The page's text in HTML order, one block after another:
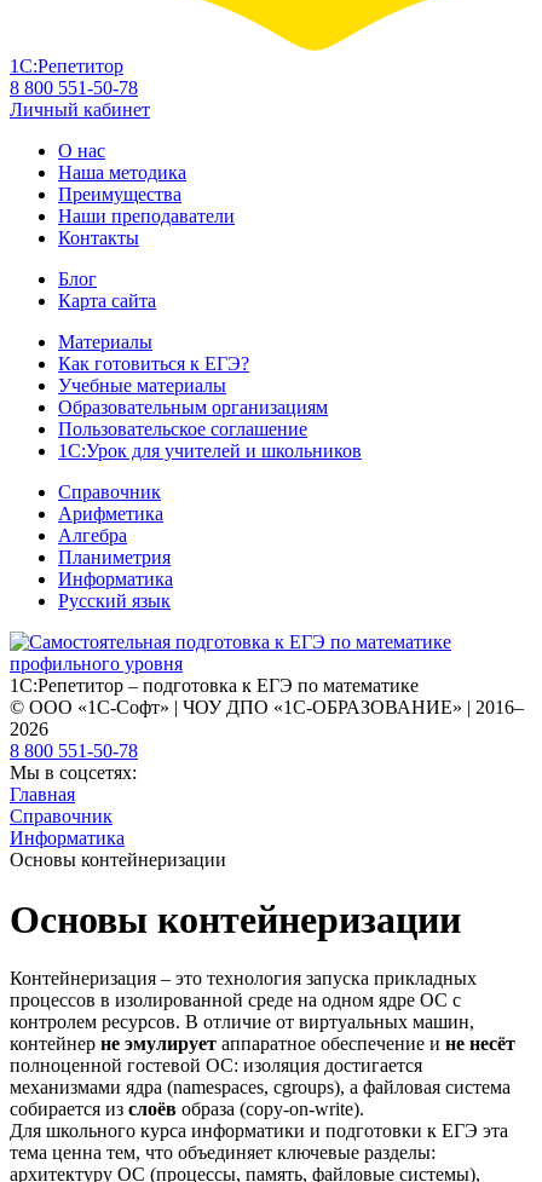
1С:Репетитор
8 800 551-50-78
Личный кабинет
О нас
Наша методика
Преимущества
Наши преподаватели
Контакты
Блог
Карта сайта
Материалы
Как готовиться к ЕГЭ?
Учебные материалы
Образовательным организациям
Пользовательское соглашение
1С:Урок для учителей и школьников
Справочник
Арифметика
Алгебра
Планиметрия
Информатика
Русский язык
1С:Репетитор – подготовка к ЕГЭ по математике
© ООО «1С-Софт» | ЧОУ ДПО «1С-ОБРАЗОВАНИЕ» | 2016–
2026
8 800 551-50-78
Мы в соцсетях:
Главная
Справочник
Информатика
Основы контейнеризации
Основы контейнеризации
Контейнеризация – это технология запуска прикладных
процессов в изолированной среде на одном ядре ОС с
контролем ресурсов. В отличие от виртуальных машин,
контейнер не эмулирует аппаратное обеспечение и не несёт
полноценной гостевой ОС: изоляция достигается
механизмами ядра (namespaces, cgroups), а файловая система
собирается из слоёв образа (copy-on-write).
Для школьного курса информатики и подготовки к ЕГЭ эта
тема ценна тем, что объединяет ключевые разделы:
архитектуру ОС (процессы, память, файловые системы),